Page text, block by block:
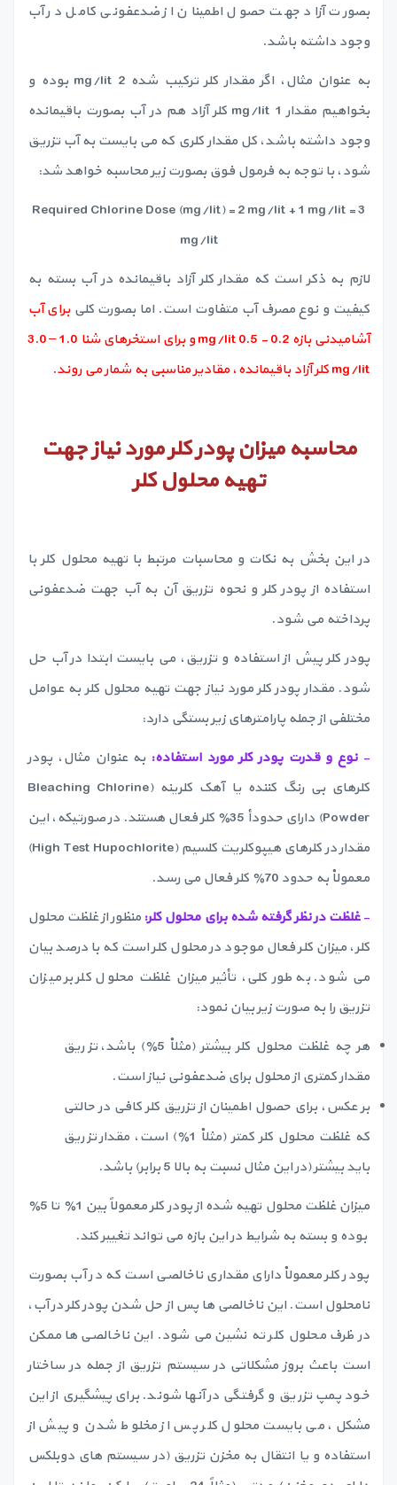
بصورت آزاد جهت حصول اطمینان از ضدعفونی کامل در آب
وجود داشته باشد.
به عنوان مثال، اگر مقدار کلر ترکیب شده 2 mg/lit بوده و
بخواهیم مقدار 1 mg/lit کلر آزاد هم در آب بصورت باقیمانده
وجود داشته باشد، کل مقدار کلری که می بایست به آب تزریق
شود، با توجه به فرمول فوق بصورت زیر محاسبه خواهد شد:
Required Chlorine Dose (mg/lit) = 2 mg/lit + 1 mg/lit = 3
mg/lit
لازم به ذکر است که مقدار کلر آزاد باقیمانده در آب بسته به
کیفیت و نوع مصرف آب متفاوت است. اما بصورت کلیبرای آب
آشامیدنی بازه 0.2 - 0.5 mg/lit و برای استخرهای شنا 1.0 – 3.0
mg/lit کلر آزاد باقیمانده، مقادیر مناسبی به شمار می روند.
محاسبه میزان پودر کلر مورد نیاز جهت
تهیه محلول کلر
در این بخش به نکات و محاسبات مرتبط با تهیه محلول کلر با
استفاده از پودر کلر و نحوه تزریق آن به آب جهت ضدعفونی
پرداخته می شود.
پودر کلر پیش از استفاده و تزریق، می بایست ابتدا در آب حل
شود. مقدار پودر کلر مورد نیاز جهت تهیه محلول کلر به عوامل
مختلفی از جمله پارامترهای زیر بستگی دارد:
-نوع و قدرت پودر کلر مورد استفاده: به عنوان مثال، پودر
کلرهای بی رنگ کننده یا آهک کلرینه (Bleaching Chlorine
Powder) دارای حدودأ 35٪ کلر فعال هستند. در صورتیکه، این
مقدار در کلرهای هیپوکلریت کلسیم (High Test Hupochlorite)
معمولاْ به حدود 70٪ کلر فعال می رسد.
-غلظت در نظر گرفته شده برای محلول کلر: منظور از غلظت محلول
کلر، میزان کلر فعال موجود در محلول کلر است که با درصد بیان
می شود. به طور کلی، تأثیر میزان غلظت محلول کلر بر میزان
تزریق را به صورت زیر بیان نمود:
هر چه غلظت محلول کلر بیشتر (مثلاْ 5٪) باشد، تزریق
مقدار کمتری از محلول برای ضدعفونی نیاز است.
بر عکس، برای حصول اطمینان از تزریق کلر کافی در حالتی
که غلظت محلول کلر کمتر (مثلاْ 1٪) است، مقدار تزریق
باید بیشتر (در این مثال نسبت به بالا 5 برابر) باشد.
میزان غلظت محلول تهیه شده از پودر کلر معمولاً بین 1٪ تا 5٪
بوده و بسته به شرایط در این بازه می تواند تغییر کند.
پودر کلر معمولاْ دارای مقداری ناخالصی است که در آب بصورت
نامحلول است. این ناخالصی ها پس از حل شدن پودر کلر در آب،
در ظرف محلول کلر ته نشین می شود. این ناخالصی ها ممکن
است باعث بروز مشکلاتی در سیستم تزریق از جمله در ساختار
خود پمپ تزریق و گرفتگی در آنها شوند. برای پیشگیری از این
مشکل، می بایست محلول کلر پس از مخلوط شدن و پیش از
استفاده و یا انتقال به مخزن تزریق (در سیستم های دوبلکس